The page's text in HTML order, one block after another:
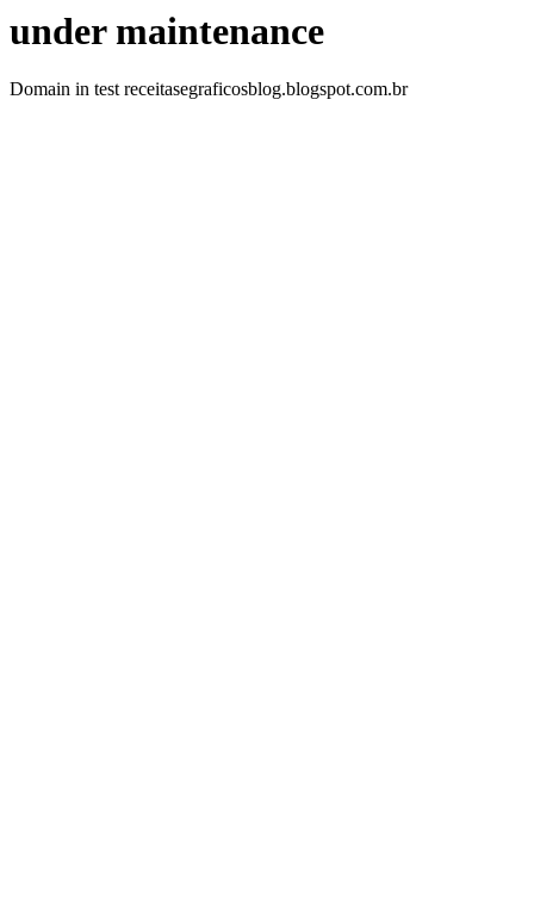
under maintenance
Domain in test receitasegraficosblog.blogspot.com.br